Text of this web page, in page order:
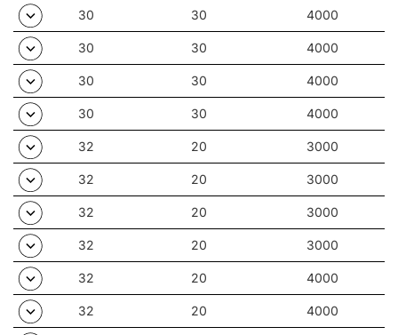
30 30 4000
30 30 4000
30 30 4000
30 30 4000
32 20 3000
32 20 3000
32 20 3000
32 20 3000
32 20 4000
32 20 4000